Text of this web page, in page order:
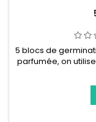
5 blocs de
parfumée, on
faire du
également vous
dans les
arrête la